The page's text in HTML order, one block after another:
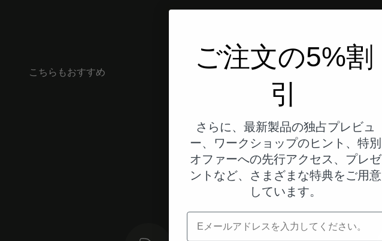
こちらもおすすめ
ご注文の5%割
引
さらに、最新製品の独占プレビュ
ー、ワークショップのヒント、特別
オファーへの先行アクセス、プレゼ
ントなど、さまざまな特典をご用意
しています。
電子メール